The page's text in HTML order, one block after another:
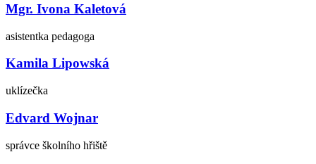
Mgr. Ivona Kaletová
asistentka pedagoga
Kamila Lipowská
uklízečka
Edvard Wojnar
správce školního hřiště